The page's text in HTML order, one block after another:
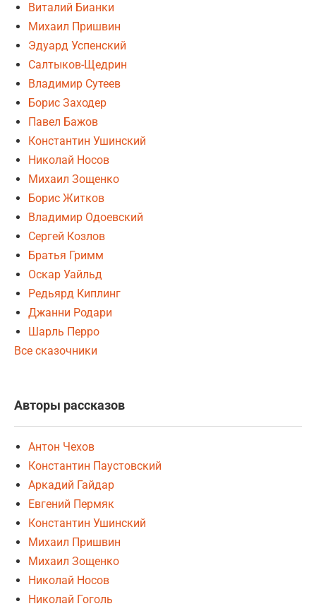
Виталий Бианки
Михаил Пришвин
Эдуард Успенский
Салтыков-Щедрин
Владимир Сутеев
Борис Заходер
Павел Бажов
Константин Ушинский
Николай Носов
Михаил Зощенко
Борис Житков
Владимир Одоевский
Сергей Козлов
Братья Гримм
Оскар Уайльд
Редьярд Киплинг
Джанни Родари
Шарль Перро
Все сказочники
Авторы рассказов
Антон Чехов
Константин Паустовский
Аркадий Гайдар
Евгений Пермяк
Константин Ушинский
Михаил Пришвин
Михаил Зощенко
Николай Носов
Николай Гоголь